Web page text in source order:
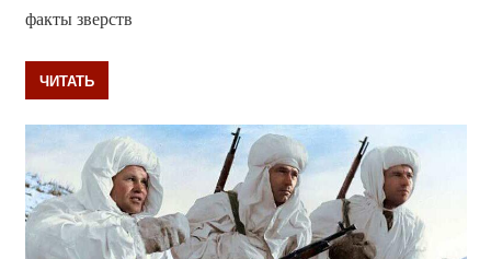
факты зверств
ЧИТАТЬ